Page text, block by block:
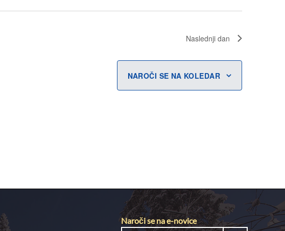
Naslednji dan
NAROČI SE NA KOLEDAR
Naroči se na e-novice